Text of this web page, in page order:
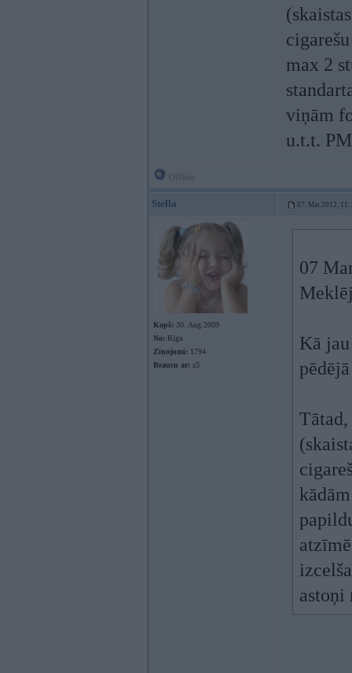
max 2
viņām
u.t.t.
Stella 07. Mar 2012,
Kopš: 30. Aug 2009
No: Rīga
Ziņojumi: 1794
Braucu ar: z3
07
Kā